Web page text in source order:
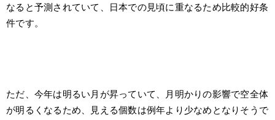
なると予測されていて、日本での見頃に重なるため比較的好条
件です。
ただ、今年は明るい月が昇っていて、月明かりの影響で空全体
が明るくなるため、見える個数は例年より少なめとなりそうで